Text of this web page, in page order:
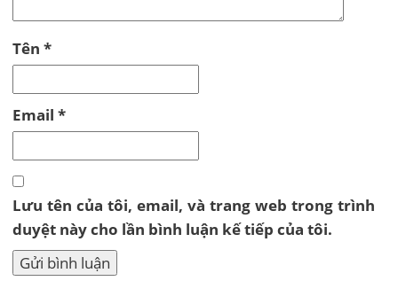
Tên*
Email*
Lưu tên của tôi, email, và trang web trong trình
duyệt này cho lần bình luận kế tiếp của tôi.